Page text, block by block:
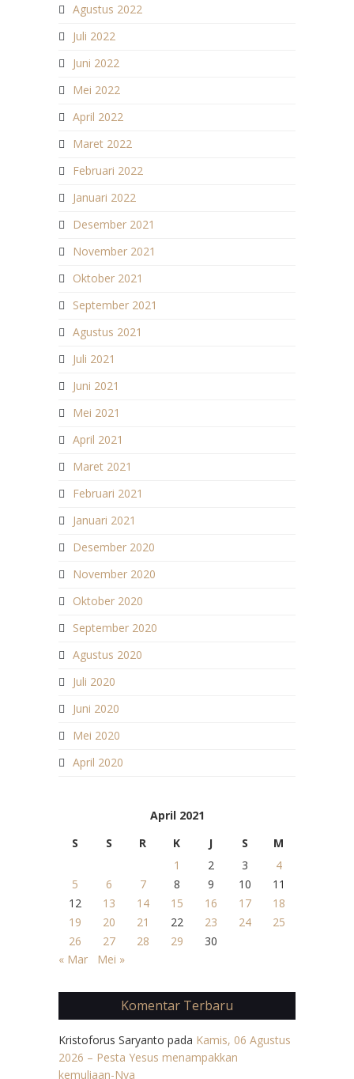
Agustus 2022
Juli 2022
Juni 2022
Mei 2022
April 2022
Maret 2022
Februari 2022
Januari 2022
Desember 2021
November 2021
Oktober 2021
September 2021
Agustus 2021
Juli 2021
Juni 2021
Mei 2021
April 2021
Maret 2021
Februari 2021
Januari 2021
Desember 2020
November 2020
Oktober 2020
September 2020
Agustus 2020
Juli 2020
Juni 2020
Mei 2020
April 2020
April 2021
S
S R K J S
M
1
2 3
4
5
6 7 8 9 10
11
12
13 14 15 16 17
18
19
20 21 22 23 24
25
26
27 28 29
30
« Mar
Mei »
Komentar Terbaru
Kristoforus Saryanto pada Kamis, 06 Agustus
2026 – Pesta Yesus menampakkan
kemuliaan-Nya